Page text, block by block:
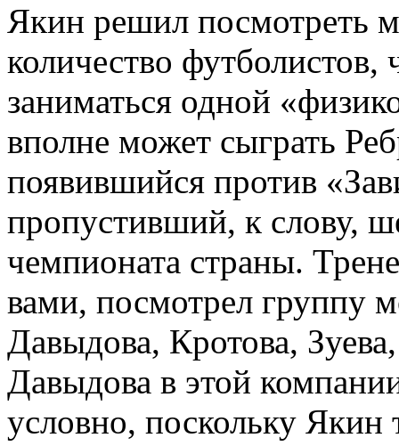
Якин решил посмотреть
количество
заниматься одной
вполне может сыграть
появившийся против
пропустивший, к слову,
чемпионата страны.
вами, посмотрел группу
Давыдова, Кротова,
Давыдова в этой
условно, поскольку Якин